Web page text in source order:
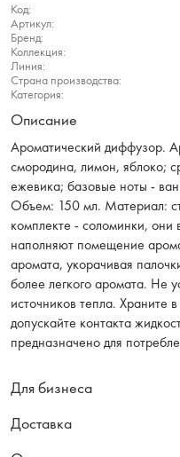
Код:
Артикул:
Бренд:
Коллекция:
Линия:
Страна производства:
Категория:
Описание
Ароматический диффузор.
смородина, лимон, яблоко;
ежевика; базовые ноты -
Объем: 150 мл. Материал:
комплекте - соломинки, они
наполняют помещение
аромата, укорачивая
более легкого аромата. Не
источников тепла. Храните
допускайте контакта
предназначено для
Для бизнеса
Доставка